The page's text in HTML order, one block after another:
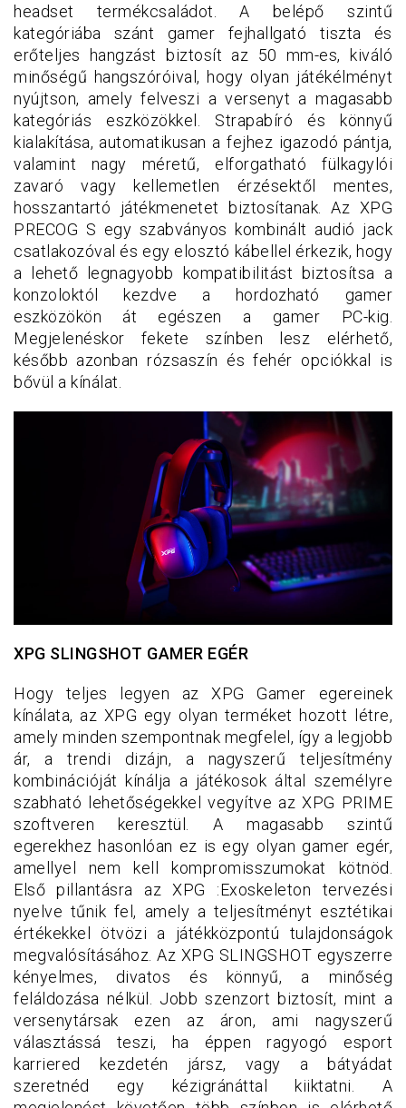
headset termékcsaládot. A belépő szintű
kategóriába szánt gamer fejhallgató tiszta és
erőteljes hangzást biztosít az 50 mm-es, kiváló
minőségű hangszóróival, hogy olyan játékélményt
nyújtson, amely felveszi a versenyt a magasabb
kategóriás eszközökkel. Strapabíró és könnyű
kialakítása, automatikusan a fejhez igazodó pántja,
valamint nagy méretű, elforgatható fülkagylói
zavaró vagy kellemetlen érzésektől mentes,
hosszantartó játékmenetet biztosítanak. Az XPG
PRECOG S egy szabványos kombinált audió jack
csatlakozóval és egy elosztó kábellel érkezik, hogy
a lehető legnagyobb kompatibilitást biztosítsa a
konzoloktól kezdve a hordozható gamer
eszközökön át egészen a gamer PC-kig.
Megjelenéskor fekete színben lesz elérhető,
később azonban rózsaszín és fehér opciókkal is
bővül a kínálat.
XPG SLINGSHOT GAMER EGÉR
Hogy teljes legyen az XPG Gamer egereinek
kínálata, az XPG egy olyan terméket hozott létre,
amely minden szempontnak megfelel, így a legjobb
ár, a trendi dizájn, a nagyszerű teljesítmény
kombinációját kínálja a játékosok által személyre
szabható lehetőségekkel vegyítve az XPG PRIME
szoftveren keresztül. A magasabb szintű
egerekhez hasonlóan ez is egy olyan gamer egér,
amellyel nem kell kompromisszumokat kötnöd.
Első pillantásra az XPG :Exoskeleton tervezési
nyelve tűnik fel, amely a teljesítményt esztétikai
értékekkel ötvözi a játékközpontú tulajdonságok
megvalósításához. Az XPG SLINGSHOT egyszerre
kényelmes, divatos és könnyű, a minőség
feláldozása nélkül. Jobb szenzort biztosít, mint a
versenytársak ezen az áron, ami nagyszerű
választássá teszi, ha éppen ragyogó esport
karriered kezdetén jársz, vagy a bátyádat
szeretnéd egy kézigránáttal kiiktatni. A